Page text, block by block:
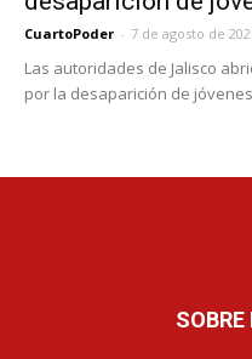
CuartoPoder - 7 de agosto de
Las autoridades de Jalisco
por la desaparición de